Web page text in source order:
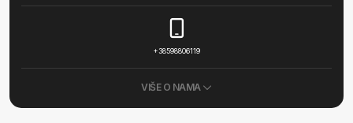
+38598806119
VIŠE O NAMA